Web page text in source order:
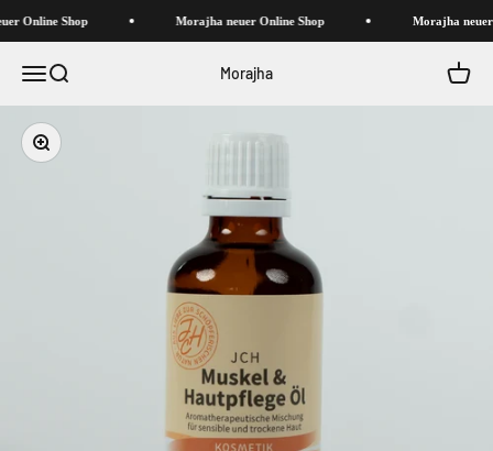
Online Shop Morajha neuer Online Shop Morajha neuer
Navigationsmenü öffnen
Suche öffnen Morajha
Bild vergrößern